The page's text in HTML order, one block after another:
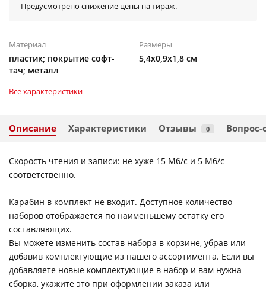
Предусмотрено снижение цены на тираж.
Материал
пластик; покрытие софт-
тач; металл
Размеры
5,4х0,9х1,8 см
Все характеристики
Описание Характеристики Отзывы 0 Вопрос-
Скорость чтения и записи: не хуже 15 Мб/c и 5 Мб/с
соответственно.
Карабин в комплект не входит. Доступное количество
наборов отображается по наименьшему остатку его
составляющих.
Вы можете изменить состав набора в корзине, убрав или
добавив комплектующие из нашего ассортимента. Если вы
добавляете новые комплектующие в набор и вам нужна
сборка, укажите это при оформлении заказа или